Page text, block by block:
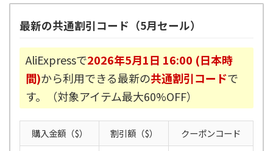
最新の共通割引コード（5月セール）
AliExpressで2026年5月1日 16:00 (日本時
間)から利用できる最新の共通割引コードで
す。（対象アイテム最大60%OFF）
購入金額（$） 割引額（$）
クーポンコード